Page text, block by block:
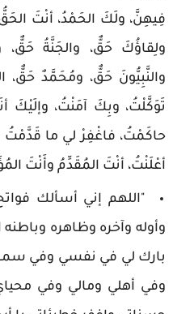
فِيهِنَّ، ولَكَ الحَمْدُ، أنْتَ
ولِقاؤُكَ حَقٌّ، والجَنَّةُ حَقٌّ،
والنَّبِيُّونَ حَقٌّ، ومُحَمَّدٌ
تَوَكَّلْتُ، وبِكَ آمَنْتُ، وإلَيْكَ
حاكَمْتُ، فاغْفِرْ لي ما قَدَّمْتُ
أعْلَنْتُ، أنْتَ المُقَدِّمُ وأَنْتَ
"اللهم إني أسألك
وأوله وآخره وظاهره وباطنه
بارك لي في نفسي وفي
وفي أهلي ومالي وفي